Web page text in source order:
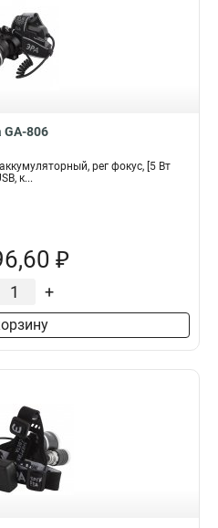
GA-806
рег фокус, [5 Вт
к...
₽
+